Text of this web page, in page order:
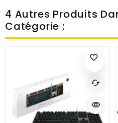
4 Autres Produits
Catégorie :
favorite_border
cached
visibility